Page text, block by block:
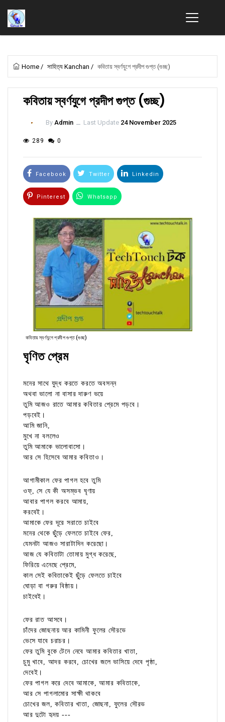
Home / সাহিত্য Kanchan / কবিতায় স্বর্ণযুগে প্রদীপ গুপ্ত (গুচ্ছ)
কবিতায় স্বর্ণযুগে প্রদীপ গুপ্ত (গুচ্ছ)
By Admin ــ Last Update 24 November 2025
289 0
Facebook Twitter Linkedin
Pinterest Whatsapp
কবিতায় স্বর্ণযুগে প্রদীপ গুপ্ত (গুচ্ছ)
ঘৃণিত প্রেম
মনের সাথে যুদ্ধ করতে করতে অবসন্ন
অথবা ভালো না বাসার দারুণ ভয়ে
তুমি আজও রাতে আমার কবিতার প্রেমে পড়বে।
পড়বেই।
আমি জানি,
মুখে না বললেও
তুমি আমাকে ভালোবাসো।
আর সে হিসেবে আমার কবিতাও।
আগামীকাল ফের পাগল হবে তুমি
ওফ্, সে যে কী অসম্ভব ঘৃণায়
আবার পাগল করবে আমায়,
করবেই।
আমাকে ফের দূরে সরাতে চাইবে
মনের থেকে ছুঁড়ে ফেলতে চাইবে ফের,
যেমনটা আজও সারাটাদিন করেছো।
আজ যে কবিতাটা তোমায় মুগ্ধ করেছে,
ফিরিয়ে এনেছে প্রেমে,
কাল সেই কবিতাকেই ছুঁড়ে ফেলতে চাইবে
ঘোড়া বা গরুর বিষ্ঠায়।
চাইবেই।
ফের রাত আসবে।
চাঁদের জোছনায় আর কামিনী ফুলের সৌরভে
ভেসে যাবে চরাচর।
ফের তুমি বুকে টেনে নেবে আমার কবিতার খাতা,
চুমু খাবে, আদর করবে, চোখের জলে ভাসিয়ে দেবে পৃষ্ঠা,
দেবেই।
ফের পাগল করে দেবে আমাকে, আমার কবিতাকে,
আর সে পাগলামোর সাক্ষী থাকবে
চোখের জল, কবিতার খাতা, জোছনা, ফুলের সৌরভ
আর দুটো হৃদয় ---